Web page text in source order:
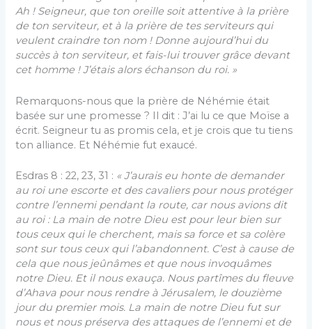
Ah ! Seigneur, que ton oreille soit attentive à la prière
de ton serviteur, et à la prière de tes serviteurs qui
veulent craindre ton nom ! Donne aujourd’hui du
succès à ton serviteur, et fais-lui trouver grâce devant
cet homme ! J’étais alors échanson du roi. »
Remarquons-nous que la prière de Néhémie était
basée sur une promesse ? Il dit : J’ai lu ce que Moïse a
écrit. Seigneur tu as promis cela, et je crois que tu tiens
ton alliance. Et Néhémie fut exaucé.
Esdras 8 : 22, 23, 31 : «J’aurais eu honte de demander
au roi une escorte et des cavaliers pour nous protéger
contre l’ennemi pendant la route, car nous avions dit
au roi : La main de notre Dieu est pour leur bien sur
tous ceux qui le cherchent, mais sa force et sa colère
sont sur tous ceux qui l’abandonnent. C’est à cause de
cela que nous jeûnâmes et que nous invoquâmes
notre Dieu. Et il nous exauça. Nous partîmes du fleuve
d’Ahava pour nous rendre à Jérusalem, le douzième
jour du premier mois. La main de notre Dieu fut sur
nous et nous préserva des attaques de l’ennemi et de